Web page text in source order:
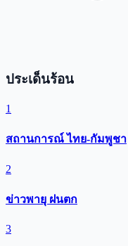
ประเด็นร้อน
1
สถานการณ์ ไทย-กัมพูชา
2
ข่าวพายุ ฝนตก
3